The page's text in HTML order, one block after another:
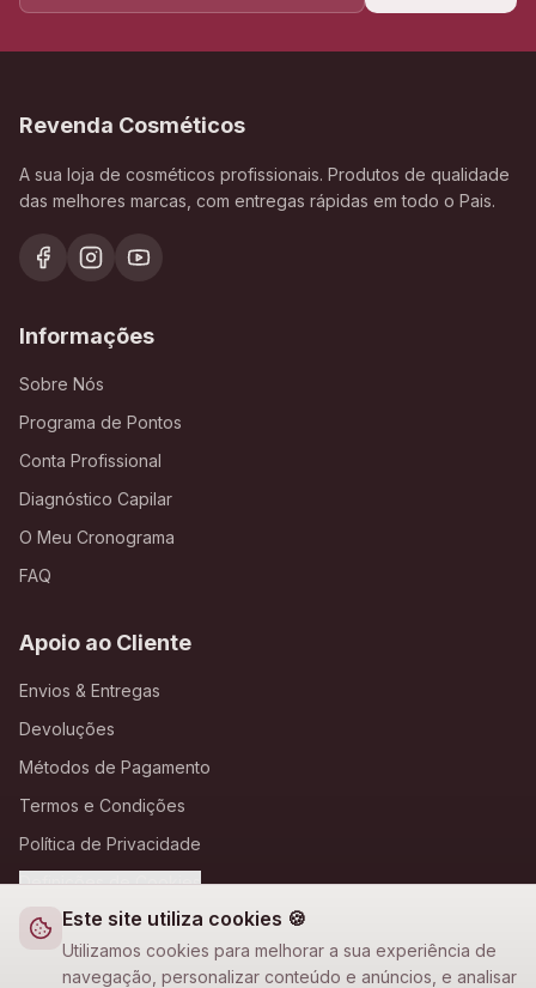
Este site utiliza cookies 🍪
Utilizamos cookies para melhorar a sua experiência de
navegação, personalizar conteúdo e anúncios, e analisar
Revenda Cosméticos
A sua loja de cosméticos profissionais. Produtos de qualidade
das melhores marcas, com entregas rápidas em todo o Pais.
Informações
Sobre Nós
Programa de Pontos
Conta Profissional
Diagnóstico Capilar
O Meu Cronograma
FAQ
Apoio ao Cliente
Envios & Entregas
Devoluções
Métodos de Pagamento
Termos e Condições
Política de Privacidade
Definições de Cookies
A Loja Nova